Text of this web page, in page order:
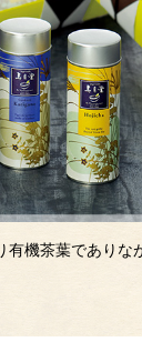
有機茶葉でありな